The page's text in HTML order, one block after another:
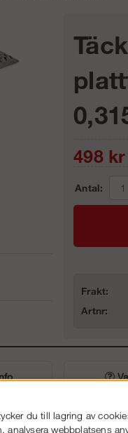
498kr
Antal:
Frakt:
Artnr:
man skarvar ihop flera
du till lagring av
analysera webbplatsens